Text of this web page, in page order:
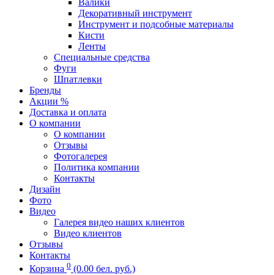
Валики
Декоративный инструмент
Инструмент и подсобные материалы
Кисти
Ленты
Специальные средства
Фуги
Шпатлевки
Бренды
Акции %
Доставка и оплата
О компании
О компании
Отзывы
Фотогалерея
Политика компании
Контакты
Дизайн
Фото
Видео
Галерея видео наших клиентов
Видео клиентов
Отзывы
Контакты
Корзина 0 (0.00 бел. руб.)